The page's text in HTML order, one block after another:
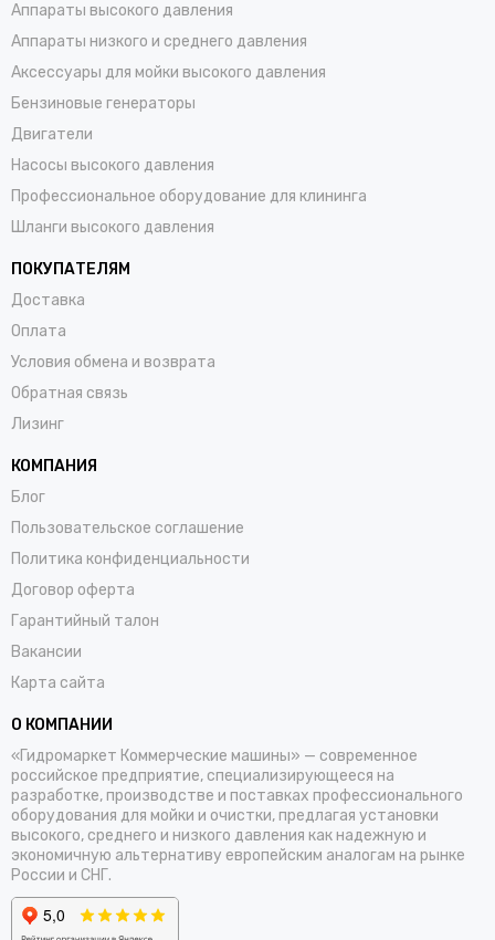
Аппараты высокого давления
Аппараты низкого и среднего давления
Аксессуары для мойки высокого давления
Бензиновые генераторы
Двигатели
Насосы высокого давления
Профессиональное оборудование для клининга
Шланги высокого давления
ПОКУПАТЕЛЯМ
Доставка
Оплата
Условия обмена и возврата
Обратная связь
Лизинг
КОМПАНИЯ
Блог
Пользовательское соглашение
Политика конфиденциальности
Договор оферта
Гарантийный талон
Вакансии
Карта сайта
О КОМПАНИИ
«Гидромаркет Коммерческие машины» — современное
российское предприятие, специализирующееся на
разработке, производстве и поставках профессионального
оборудования для мойки и очистки, предлагая установки
высокого, среднего и низкого давления как надежную и
экономичную альтернативу европейским аналогам на рынке
России и СНГ.